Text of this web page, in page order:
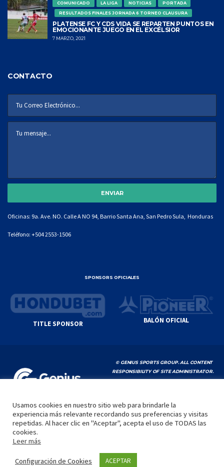
COMUNICADO LA LIGA NOTICIAS
PORTADA
RESULTADOS FINALES JORNADA 6 TORNEO CLAUSURA
PLATENSE FC Y CDS VIDA SE REPARTEN PUNTOS EN
EMOCIONANTE JUEGO EN EL EXCÉLSIOR
7 MARZO, 2021
CONTACTO
Oficinas: 9a. Ave. NO. Calle A NO 94, Barrio Santa Ana, San Pedro Sula, Honduras
Teléfono: +504 2553-1506
SPONSORS OFICIALES
TITLE SPONSOR BALÓN OFICIAL
© GENIUS SPORTS GROUP. ALL CONTENT
RESPONSIBILITY OF SITE ADMINISTRATOR.
YOUTUBE TERMS OF SERVICE|GOOGLE
INICIO LA LIGA VIDEOS MEDIA CONTACTO
Usamos cookies en nuestro sitio web para brindarle la
experiencia más relevante recordando sus preferencias y visitas
repetidas. Al hacer clic en "Aceptar", acepta el uso de TODAS las
cookies.
Leer más
Configuración de Cookies ACEPTAR